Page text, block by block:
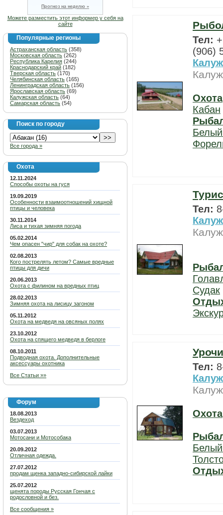
Прогноз на неделю »
Можете разместить этот информер у себя на
сайте
Популярные регионы
Астраханская область (358)
Московская область (262)
Республика Карелия (244)
Краснодарский край (182)
Тверская область (170)
Челябинская область (165)
Ленинградская область (156)
Ярославская область (69)
Калужская область (64)
Самарская область (54)
Поиск по городу
Все города »
Охота
12.11.2024
Способы охоты на гуся
19.09.2019
Особенности взаимоотношений хищной
птицы и человека
30.11.2014
Лиса и тихая зимняя погода
05.02.2014
Чем опасен "чир" для собак на охоте?
02.08.2013
Кого пострелять летом? Самые вредные
птицы для дичи
20.06.2013
Охота с филином на вредных птиц
28.02.2013
Зимняя охота на лисицу загоном
05.11.2012
Охота на медведя на овсяных полях
23.10.2012
Охота на спящего медведя в берлоге
08.10.2011
Подводная охота. Дополнительные
аксессуары охотника
Все Статьи »»
Форум
18.08.2013
Вездеход
03.07.2013
Мотосани и Мотособака
20.09.2012
Отличная одежда.
27.07.2012
продам щенка западно-сибирской лайки
25.07.2012
щенята породы Русская Гончая с
родословной и без.
Все сообщения »
Тел:
(906)
Охота
Кабан
Тел:
Судак
Тел:
Охота